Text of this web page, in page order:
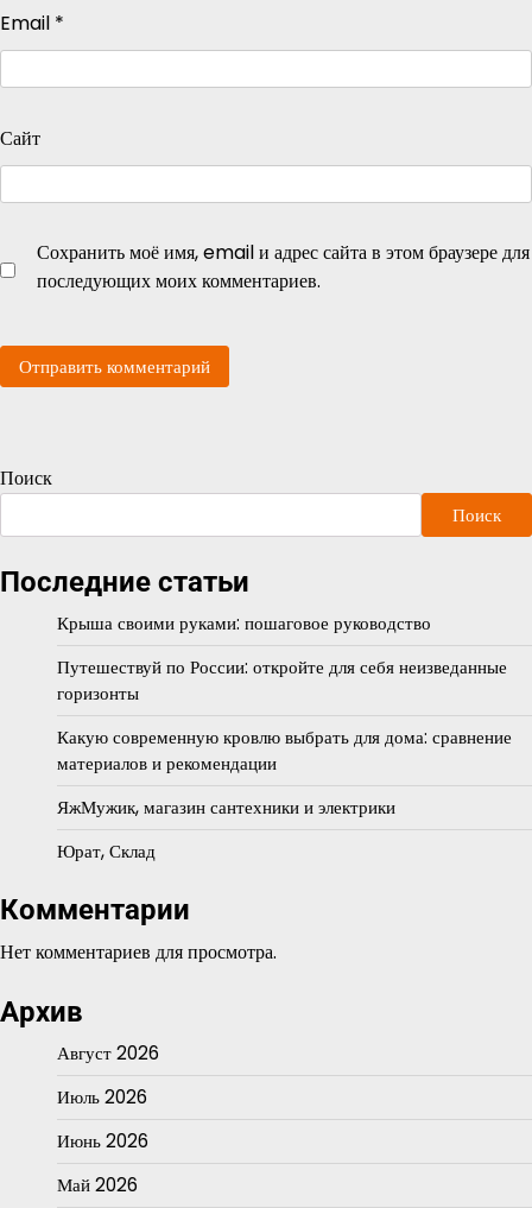
Email *
Сайт
Сохранить моё имя, email и адрес сайта в этом браузере для
последующих моих комментариев.
Поиск
Поиск
Последние статьи
Крыша своими руками: пошаговое руководство
Путешествуй по России: откройте для себя неизведанные
горизонты
Какую современную кровлю выбрать для дома: сравнение
материалов и рекомендации
ЯжМужик, магазин сантехники и электрики
Юрат, Склад
Комментарии
Нет комментариев для просмотра.
Архив
Август 2026
Июль 2026
Июнь 2026
Май 2026